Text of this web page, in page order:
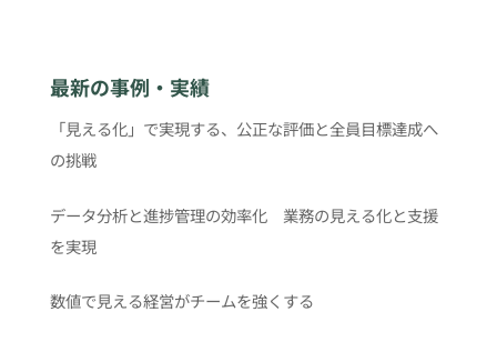
最新の事例・実績
「見える化」で実現する、公正な評価と全員目標達成へ
の挑戦
データ分析と進捗管理の効率化 業務の見える化と支援
を実現
数値で見える経営がチームを強くする